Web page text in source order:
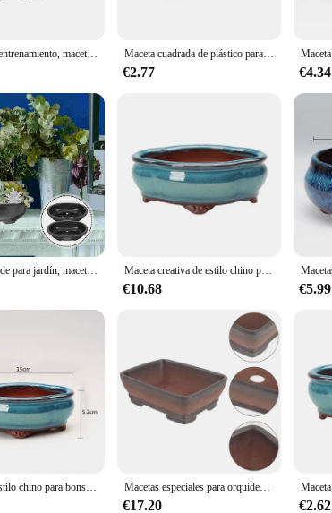
Macetas de entrenamiento, macetas de plantas suculentas de imitación, macetas de plástico para bonsái, bandejas cuadradas en maceta para paisaje de jardín al aire libre Maceta cuadrada de plástico para balcón, cuenco de bonsái para plantas, maceta rectangular de imitación, decoración para guardería, 1 unidad
€2.77 €4.34
Maceta grande para jardín, maceta para suculentas, bonsái, Pp, oficina, interior, 2 piezas Maceta creativa de estilo chino para bonsái, maceta de cerámica artesanal, arena púrpura, ventilar, para el hogar y la Oficina
€10.68 €5.99
Maceta de estilo chino para bonsái, maceta transpirable de gres con agujeros, maceta de entrenamiento para bonsái, artesanías de cerámica Macetas especiales para orquídeas, maceta grande, suculentas pequeñas, bonsái con plantas de drenaje, arcilla púrpura, arena, cerámica
€17.20 €2.62